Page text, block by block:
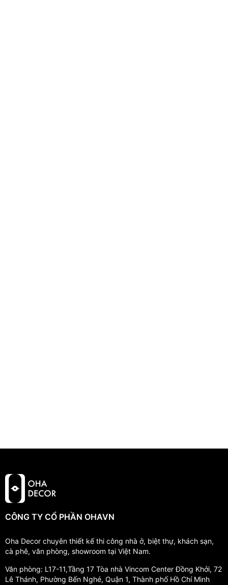
CÔNG TY CỔ PHẦN OHAVN
Oha Decor chuyên thiết kế thi công nhà ở, biệt thự, khách sạn,
cà phê, văn phòng, showroom tại Việt Nam.
Văn phòng: L17-11,Tầng 17 Tòa nhà Vincom Center Đồng Khởi, 72
Lê Thánh, Phường Bến Nghé, Quận 1, Thành phố Hồ Chí Minh